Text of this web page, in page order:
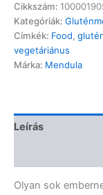
Cikkszám:
Kategóriák:
Címkék: Food,
vegetáriánus
Márka: Mendula
Leírás
Olyan sok